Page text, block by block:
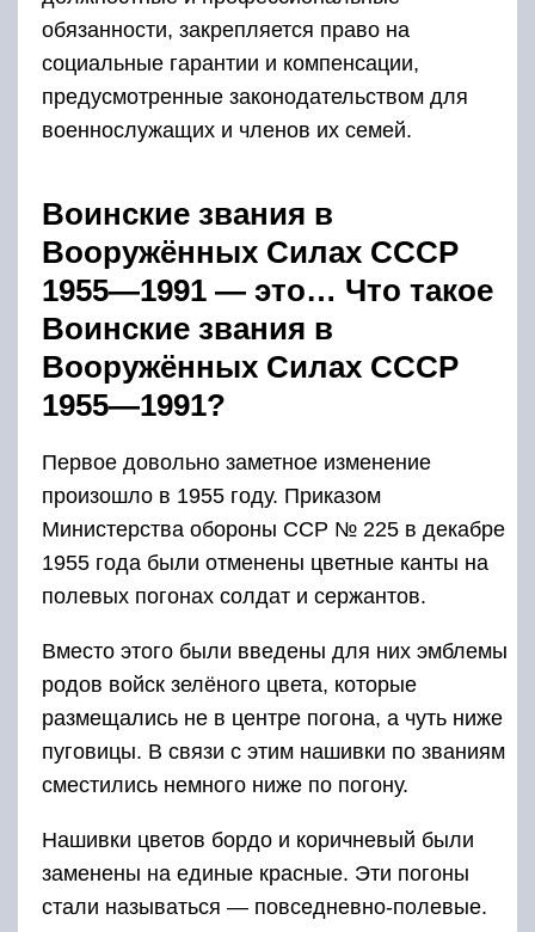
обязанности, закрепляется право на
социальные гарантии и компенсации,
предусмотренные законодательством для
военнослужащих и членов их семей.
Воинские звания в
Вооружённых Силах СССР
1955—1991 — это… Что такое
Воинские звания в
Вооружённых Силах СССР
1955—1991?
Первое довольно заметное изменение
произошло в 1955 году. Приказом
Министерства обороны ССР № 225 в декабре
1955 года были отменены цветные канты на
полевых погонах солдат и сержантов.
Вместо этого были введены для них эмблемы
родов войск зелёного цвета, которые
размещались не в центре погона, а чуть ниже
пуговицы. В связи с этим нашивки по званиям
сместились немного ниже по погону.
Нашивки цветов бордо и коричневый были
заменены на единые красные. Эти погоны
стали называться — повседневно-полевые.